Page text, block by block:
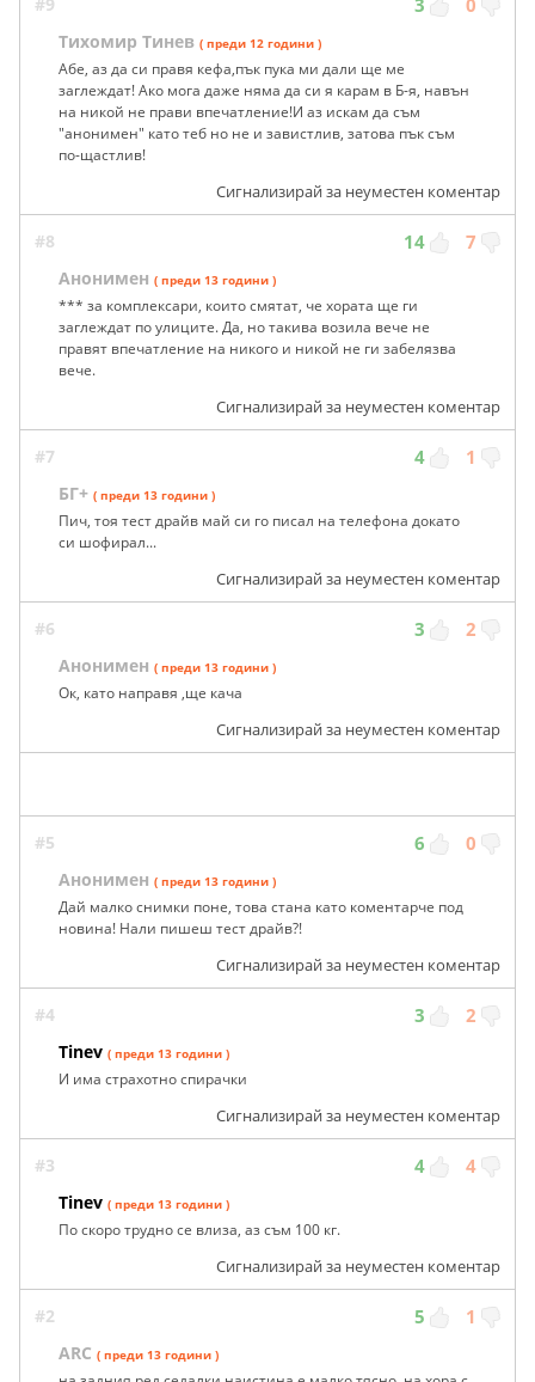
Tихомир Тинев ( преди 12 години )
Абе, аз да си правя кефа,пък пука ми дали ще ме
заглеждат! Ако мога даже няма да си я карам в Б-я, навън
на никой не прави впечатление!И аз искам да съм
"анонимен" като теб но не и завистлив, затова пък съм
по-щастлив!
Сигнализирай за неуместен коментар
#8 14 7
Анонимен ( преди 13 години )
*** за комплексари, които смятат, че хората ще ги
заглеждат по улиците. Да, но такива возила вече не
правят впечатление на никого и никой не ги забелязва
вече.
Сигнализирай за неуместен коментар
#7 4 1
БГ+ ( преди 13 години )
Пич, тоя тест драйв май си го писал на телефона докато
си шофирал...
Сигнализирай за неуместен коментар
#6 3 2
Анонимен ( преди 13 години )
Ок, като направя ,ще кача
Сигнализирай за неуместен коментар
#5 6 0
Анонимен ( преди 13 години )
Дай малко снимки поне, това стана като коментарче под
новина! Нали пишеш тест драйв?!
Сигнализирай за неуместен коментар
#4 3 2
Tinev ( преди 13 години )
И има страхотно спирачки
Сигнализирай за неуместен коментар
#3 4 4
Tinev ( преди 13 години )
По скоро трудно се влиза, аз съм 100 кг.
Сигнализирай за неуместен коментар
#2 5 1
ARC ( преди 13 години )